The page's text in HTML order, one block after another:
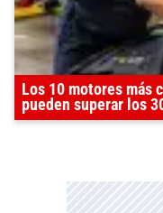
Los 10 motores más
pueden superar los